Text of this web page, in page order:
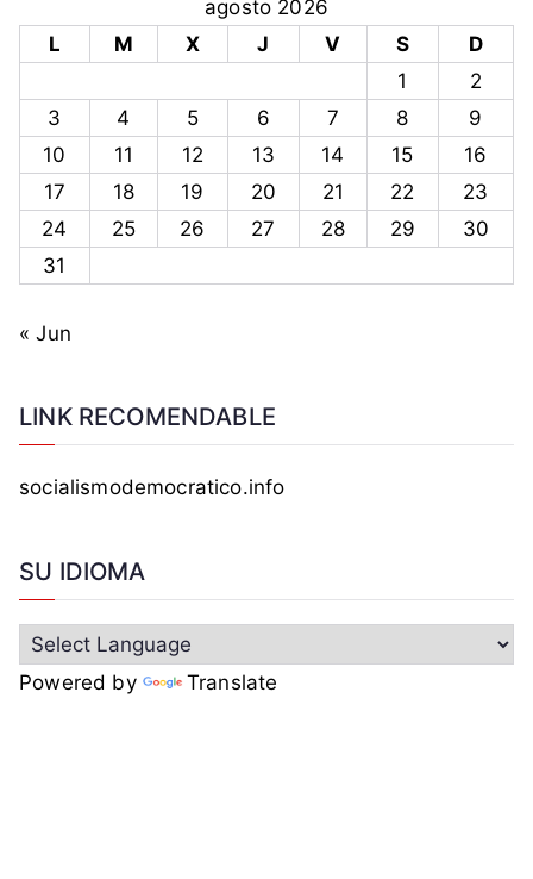
agosto 2026
L
M X J V S
D
1
2
3
4 5 6 7 8
9
10
11 12 13 14 15
16
17
18 19 20 21 22
23
24
25 26 27 28 29
30
31
« Jun
LINK RECOMENDABLE
socialismodemocratico.info
SU IDIOMA
Powered by Translate